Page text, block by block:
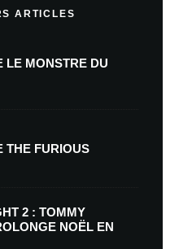
ARTICLES
LE MONSTRE DU
THE FURIOUS
2 : TOMMY
NOËL EN